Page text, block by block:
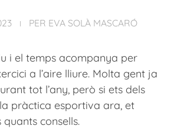
PER EVA SOLÀ MASCARÓ
i el temps acompanya per
a l’aire lliure. Molta gent ja
tot l’any, però si ets dels
pràctica esportiva ara, et
consells.